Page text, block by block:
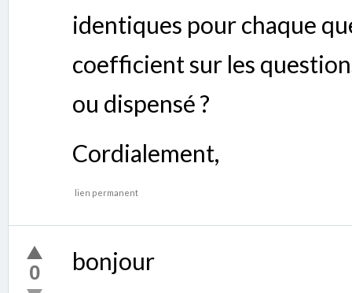
identiques pour chaque
coefficient sur les
ou dispensé ?
Cordialement,
lien permanent
0
bonjour